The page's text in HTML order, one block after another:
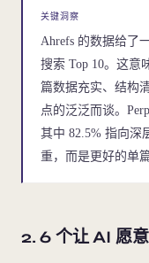
关键洞察
Ahrefs 的数据给了
搜索 Top 10。这
篇数据充实、结构
点的泛泛而谈。
其中 82.5% 指向深
重，而是更好的单
2. 6 个让 AI 愿